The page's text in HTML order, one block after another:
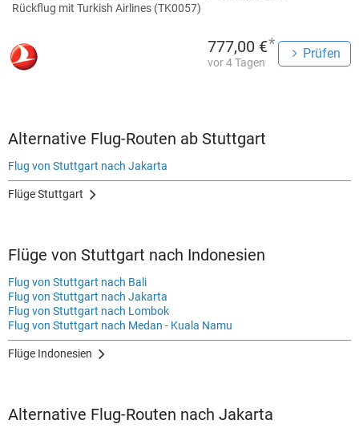
Rückflug mit Turkish Airlines (TK0057)
777,00 €*
vor 4 Tagen
Prüfen
Alternative Flug-Routen ab Stuttgart
Flug von Stuttgart nach Jakarta
Flüge Stuttgart
Flüge von Stuttgart nach Indonesien
Flug von Stuttgart nach Bali
Flug von Stuttgart nach Jakarta
Flug von Stuttgart nach Lombok
Flug von Stuttgart nach Medan - Kuala Namu
Flüge Indonesien
Alternative Flug-Routen nach Jakarta